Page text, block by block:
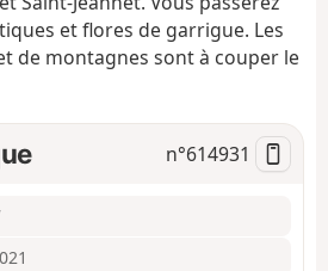
a
t
n
et flores de garrigue. Les
de montagnes sont à couper le
n°614931